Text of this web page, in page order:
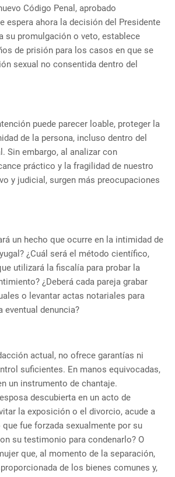
Código Penal, aprobado
espera ahora la decisión del Presidente
su promulgación o veto, establece
de prisión para los casos en que se
sexual no consentida dentro del
puede parecer loable, proteger la
de la persona, incluso dentro del
Sin embargo, al analizar con
práctico y la fragilidad de nuestro
y judicial, surgen más preocupaciones
un hecho que ocurre en la intimidad de
¿Cuál será el método científico,
utilizará la fiscalía para probar la
¿Deberá cada pareja grabar
o levantar actas notariales para
eventual denuncia?
actual, no ofrece garantías ni
suficientes. En manos equivocadas,
un instrumento de chantaje.
descubierta en un acto de
la exposición o el divorcio, acude a
que fue forzada sexualmente por su
su testimonio para condenarlo? O
que, al momento de la separación,
de los bienes comunes y,